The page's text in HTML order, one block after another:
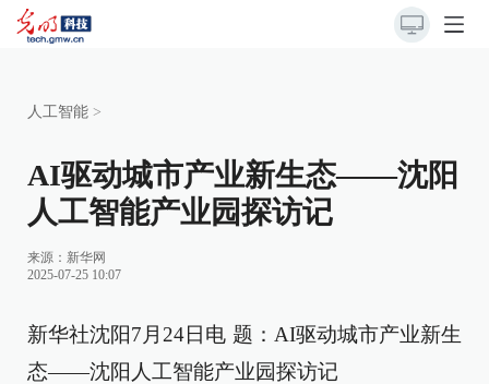
人工智能 >
AI驱动城市产业新生态——沈阳
人工智能产业园探访记
来源： 新华网
2025-07-25 10:07
新华社沈阳7月24日电 题：AI驱动城市产业新生
态——沈阳人工智能产业园探访记